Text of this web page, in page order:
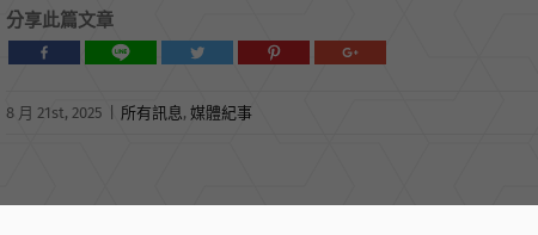
分享此篇文章
8 月 21st, 2025 所有訊息,媒體紀事